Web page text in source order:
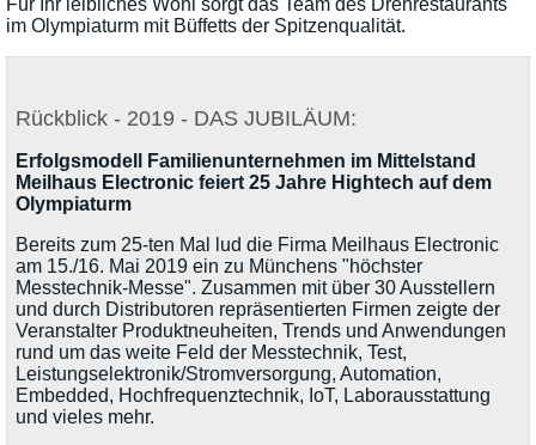
Für Ihr leibliches Wohl sorgt das Team des Drehrestaurants
im Olympiaturm mit Büffetts der Spitzenqualität.
Rückblick - 2019 - DAS JUBILÄUM:
Erfolgsmodell Familienunternehmen im Mittelstand
Meilhaus Electronic feiert 25 Jahre Hightech auf dem
Olympiaturm
Bereits zum 25-ten Mal lud die Firma Meilhaus Electronic
am 15./16. Mai 2019 ein zu Münchens "höchster
Messtechnik-Messe". Zusammen mit über 30 Ausstellern
und durch Distributoren repräsentierten Firmen zeigte der
Veranstalter Produktneuheiten, Trends und Anwendungen
rund um das weite Feld der Messtechnik, Test,
Leistungselektronik/Stromversorgung, Automation,
Embedded, Hochfrequenztechnik, IoT, Laborausstattung
und vieles mehr.